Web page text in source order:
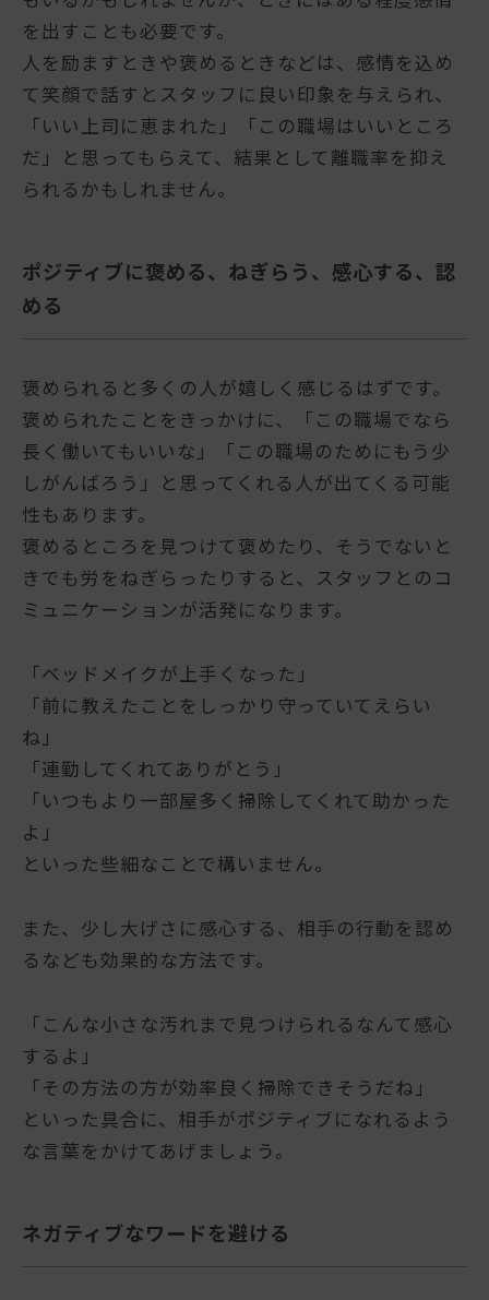
を出すことも必要です。
人を励ますときや褒めるときなどは、感情を込め
て笑顔で話すとスタッフに良い印象を与えられ、
「いい上司に恵まれた」「この職場はいいところ
だ」と思ってもらえて、結果として離職率を抑え
られるかもしれません。
ポジティブに褒める、ねぎらう、感心する、認
める
褒められると多くの人が嬉しく感じるはずです。
褒められたことをきっかけに、「この職場でなら
長く働いてもいいな」「この職場のためにもう少
しがんばろう」と思ってくれる人が出てくる可能
性もあります。
褒めるところを見つけて褒めたり、そうでないと
きでも労をねぎらったりすると、スタッフとのコ
ミュニケーションが活発になります。
「ベッドメイクが上手くなった」
「前に教えたことをしっかり守っていてえらい
ね」
「連勤してくれてありがとう」
「いつもより一部屋多く掃除してくれて助かった
よ」
といった些細なことで構いません。
また、少し大げさに感心する、相手の行動を認め
るなども効果的な方法です。
「こんな小さな汚れまで見つけられるなんて感心
するよ」
「その方法の方が効率良く掃除できそうだね」
といった具合に、相手がポジティブになれるよう
な言葉をかけてあげましょう。
ネガティブなワードを避ける